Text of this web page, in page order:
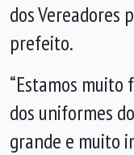
dos Vereadores
prefeito.
“Estamos
dos uniformes
grande e muito